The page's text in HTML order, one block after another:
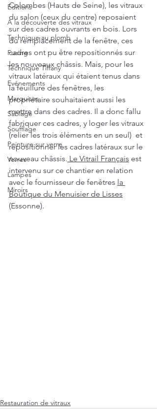
Editions
A la découverte des vitraux
Technique au plomb
Fusing
Technique Tiffany
Evénements
Marquises
Sablage
Soufflage
Peinture sur verre
Verres
Lampes
Miroirs
Colombes (Hauts de Seine), les vitraux
du salon (ceux du centre) reposaient
sur des cadres ouvrants en bois. Lors
du remplacement de la fenêtre, ces
cadres ont pu être repositionnés sur
les nouveaux châssis. Mais, pour les
vitraux latéraux qui étaient tenus dans
la feuillure des fenêtres, les
propriétaire souhaitaient aussi les
mettre dans des cadres. Il a donc fallu
fabriquer ces cadres, y loger les vitraux
(relier les trois éléments en un seul)  et
repositionner les cadres latéraux sur le
nouveau châssis. Le Vitrail Français est
intervenu sur ce chantier en relation
avec le fournisseur de fenêtres la
Boutique du Menuisier de Lisses
(Essonne).
Restauration de vitraux